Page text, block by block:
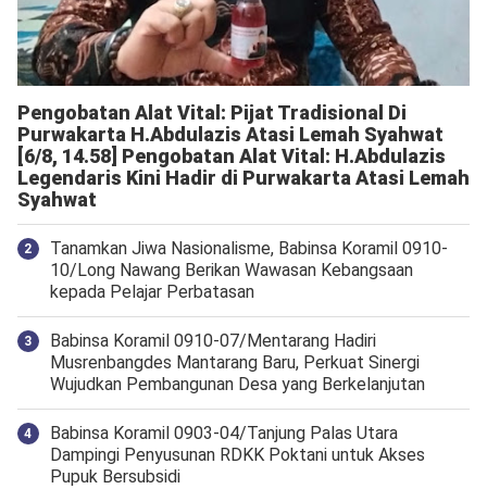
Pengobatan Alat Vital: Pijat Tradisional Di
Purwakarta H.Abdulazis Atasi Lemah Syahwat
[6/8, 14.58] Pengobatan Alat Vital: H.Abdulazis
Legendaris Kini Hadir di Purwakarta Atasi Lemah
Syahwat
Tanamkan Jiwa Nasionalisme, Babinsa Koramil 0910-
10/Long Nawang Berikan Wawasan Kebangsaan
kepada Pelajar Perbatasan
Babinsa Koramil 0910-07/Mentarang Hadiri
Musrenbangdes Mantarang Baru, Perkuat Sinergi
Wujudkan Pembangunan Desa yang Berkelanjutan
‎Babinsa Koramil 0903-04/Tanjung Palas Utara
Dampingi Penyusunan RDKK Poktani untuk Akses
Pupuk Bersubsidi